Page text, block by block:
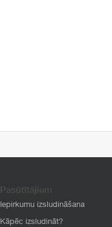
Pasūtītājiem
Iepirkumu izsludināšana
Kāpēc izsludināt?